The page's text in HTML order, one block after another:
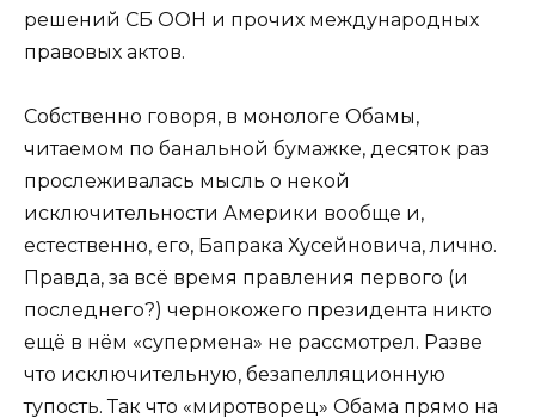
решений СБ ООН и прочих международных
правовых актов.
Собственно говоря, в монологе Обамы,
читаемом по банальной бумажке, десяток раз
прослеживалась мысль о некой
исключительности Америки вообще и,
естественно, его, Бапрака Хусейновича, лично.
Правда, за всё время правления первого (и
последнего?) чернокожего президента никто
ещё в нём «супермена» не рассмотрел. Разве
что исключительную, безапелляционную
тупость. Так что «миротворец» Обама прямо на